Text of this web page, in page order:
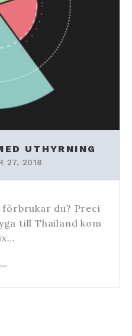
UTHYRNING
27, 2018
du? Preci
till Thailand kom